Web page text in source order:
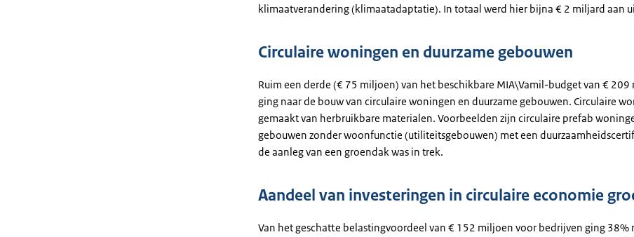
klimaatverandering (klimaatadaptatie). In totaal werd hier bijna € 2 miljard aan
Circulaire woningen en duurzame gebouwen
Ruim een derde (€ 75 miljoen) van het beschikbare MIA\Vamil-budget van € 209
ging naar de bouw van circulaire woningen en duurzame gebouwen. Circulaire
gemaakt van herbruikbare materialen. Voorbeelden zijn circulaire prefab
gebouwen zonder woonfunctie (utiliteitsgebouwen) met een
de aanleg van een groendak was in trek.
Aandeel van investeringen in circulaire economie
Van het geschatte belastingvoordeel van € 152 miljoen voor bedrijven ging 38%